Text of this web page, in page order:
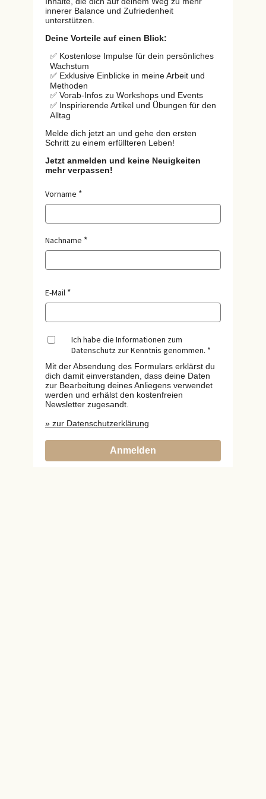
innerer Balance und Zufriedenheit
unterstützen.
Deine Vorteile auf einen Blick:
✅ Kostenlose Impulse für dein persönliches
Wachstum
✅ Exklusive Einblicke in meine Arbeit und
Methoden
✅ Vorab-Infos zu Workshops und Events
✅ Inspirierende Artikel und Übungen für den
Alltag
Melde dich jetzt an und gehe den ersten
Schritt zu einem erfüllteren Leben!
Jetzt anmelden und keine Neuigkeiten
mehr verpassen!
Vorname
Nachname
E-Mail
Ich habe die Informationen zum
Datenschutz zur Kenntnis genommen.
Mit der Absendung des Formulars erklärst du
dich damit einverstanden, dass deine Daten
zur Bearbeitung deines Anliegens verwendet
werden und erhälst den kostenfreien
Newsletter zugesandt.
» zur Datenschutzerklärung
Anmelden